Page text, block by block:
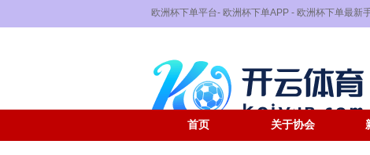
欧洲杯下单平台- 欧洲杯下单APP - 欧洲杯下单最新
首页 关于协会